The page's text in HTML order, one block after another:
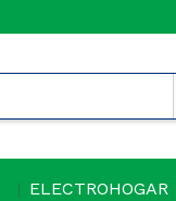
ELECTROHOGAR